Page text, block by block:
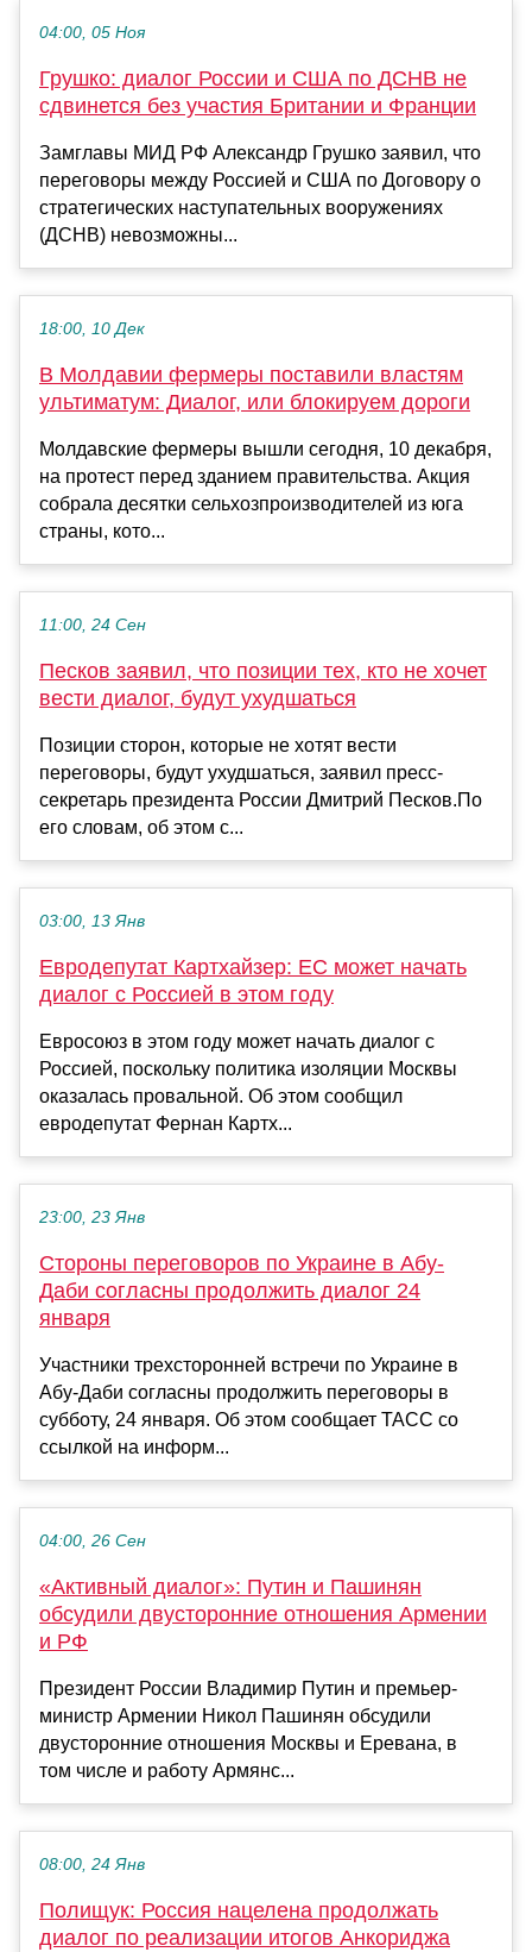
04:00, 05 Ноя
Грушко: диалог России и США по ДСНВ не
сдвинется без участия Британии и Франции
Замглавы МИД РФ Александр Грушко заявил, что
переговоры между Россией и США по Договору о
стратегических наступательных вооружениях
(ДСНВ) невозможны...
18:00, 10 Дек
В Молдавии фермеры поставили властям
ультиматум: Диалог, или блокируем дороги
Молдавские фермеры вышли сегодня, 10 декабря,
на протест перед зданием правительства. Акция
собрала десятки сельхозпроизводителей из юга
страны, кото...
11:00, 24 Сен
Песков заявил, что позиции тех, кто не хочет
вести диалог, будут ухудшаться
Позиции сторон, которые не хотят вести
переговоры, будут ухудшаться, заявил пресс-
секретарь президента России Дмитрий Песков.По
его словам, об этом с...
03:00, 13 Янв
Евродепутат Картхайзер: ЕС может начать
диалог с Россией в этом году
Евросоюз в этом году может начать диалог с
Россией, поскольку политика изоляции Москвы
оказалась провальной. Об этом сообщил
евродепутат Фернан Картх...
23:00, 23 Янв
Стороны переговоров по Украине в Абу-
Даби согласны продолжить диалог 24
января
Участники трехсторонней встречи по Украине в
Абу-Даби согласны продолжить переговоры в
субботу, 24 января. Об этом сообщает ТАСС со
ссылкой на информ...
04:00, 26 Сен
«Активный диалог»: Путин и Пашинян
обсудили двусторонние отношения Армении
и РФ
Президент России Владимир Путин и премьер-
министр Армении Никол Пашинян обсудили
двусторонние отношения Москвы и Еревана, в
том числе и работу Армянс...
08:00, 24 Янв
Полищук: Россия нацелена продолжать
диалог по реализации итогов Анкориджа